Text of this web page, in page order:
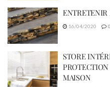
ENTRETENIR
16/04/2020 0
STORE
MAISON